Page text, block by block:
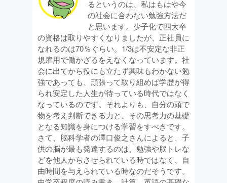
るというのは、私はもはや今
の社会に合わない勉強方法だ
と思います。少子化で四大卒
の資格は取りやすくなりましたが、正社員に
なれるのは70％ぐらい。1/3は不安定な非正
規雇用で働かざるをえなくなっています。社
会に出てから役にも立たず興味もわかない勉
強であっても、頑張って取り組めば学歴が得
られ安定した人生が待っている時代ではなく
なっているのです。それよりも、自分の頭で
物を考え判断できる力と、その思考力の基礎
となる知識を身につける学習をすべきです。
さて、脳科学者の澤口俊之さんによると、子
供の脳が最も発達するのは、勉強や脳トレな
どを他人からさせられている時ではなく、自
由時間を与えられている時なのだそうです。